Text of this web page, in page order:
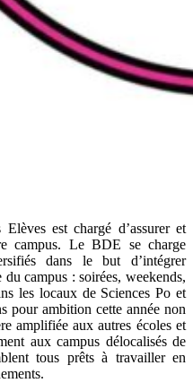
est chargé d’assurer et
campus. Le BDE se charge
dans le but d’intégrer
campus : soirées, weekends,
les locaux de Sciences Po et
pour ambition cette année non
amplifiée aux autres écoles et
aux campus délocalisés de
tous prêts à travailler en